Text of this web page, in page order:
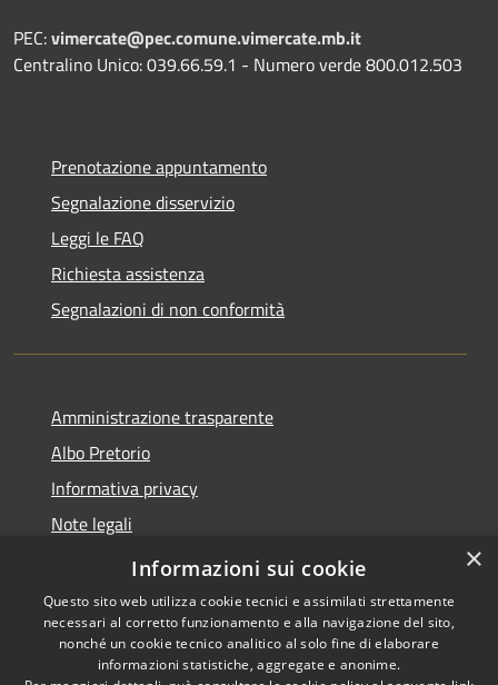
PEC:vimercate@pec.comune.vimercate.mb.it
Centralino Unico: 039.66.59.1 - Numero verde 800.012.503
Prenotazione appuntamento
Segnalazione disservizio
Leggi le FAQ
Richiesta assistenza
Segnalazioni di non conformità
Amministrazione trasparente
Albo Pretorio
Informativa privacy
Note legali
Dichiarazione di accessibilità
Copyright © 2026 • Città di
×
Informazioni sui cookie
Questo sito web utilizza cookie tecnici e assimilati strettamente
necessari al corretto funzionamento e alla navigazione del sito,
nonché un cookie tecnico analitico al solo fine di elaborare
informazioni statistiche, aggregate e anonime.